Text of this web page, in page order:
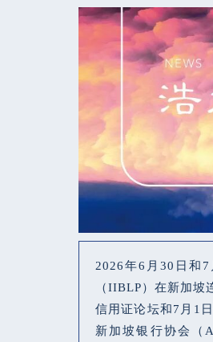
2026年6月30日和
（IIBLP）在新加坡
信用证论坛和7月1
新加坡银行协会（